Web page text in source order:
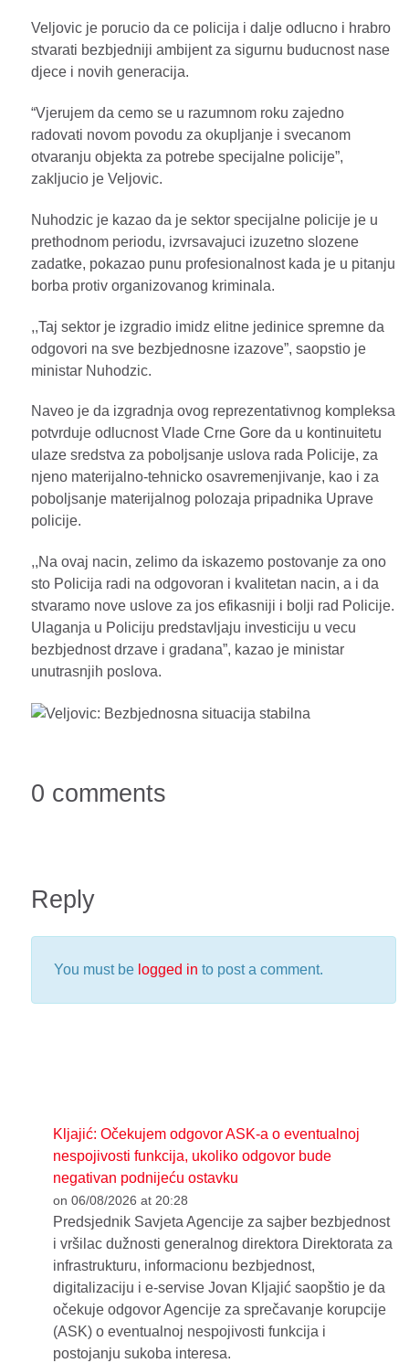
Veljovic je porucio da ce policija i dalje odlucno i hrabro
stvarati bezbjedniji ambijent za sigurnu buducnost nase
djece i novih generacija.
“Vjerujem da cemo se u razumnom roku zajedno
radovati novom povodu za okupljanje i svecanom
otvaranju objekta za potrebe specijalne policije”,
zakljucio je Veljovic.
Nuhodzic je kazao da je sektor specijalne policije je u
prethodnom periodu, izvrsavajuci izuzetno slozene
zadatke, pokazao punu profesionalnost kada je u pitanju
borba protiv organizovanog kriminala.
,,Taj sektor je izgradio imidz elitne jedinice spremne da
odgovori na sve bezbjednosne izazove”, saopstio je
ministar Nuhodzic.
Naveo je da izgradnja ovog reprezentativnog kompleksa
potvrduje odlucnost Vlade Crne Gore da u kontinuitetu
ulaze sredstva za poboljsanje uslova rada Policije, za
njeno materijalno-tehnicko osavremenjivanje, kao i za
poboljsanje materijalnog polozaja pripadnika Uprave
policije.
,,Na ovaj nacin, zelimo da iskazemo postovanje za ono
sto Policija radi na odgovoran i kvalitetan nacin, a i da
stvaramo nove uslove za jos efikasniji i bolji rad Policije.
Ulaganja u Policiju predstavljaju investiciju u vecu
bezbjednost drzave i gradana”, kazao je ministar
unutrasnjih poslova.
0 comments
Reply
You must be logged in to post a comment.
Kljajić: Očekujem odgovor ASK-a o eventualnoj
nespojivosti funkcija, ukoliko odgovor bude
negativan podnijeću ostavku
on 06/08/2026 at 20:28
Predsjednik Savjeta Agencije za sajber bezbjednost
i vršilac dužnosti generalnog direktora Direktorata za
infrastrukturu, informacionu bezbjednost,
digitalizaciju i e-servise Jovan Kljajić saopštio je da
očekuje odgovor Agencije za sprečavanje korupcije
(ASK) o eventualnoj nespojivosti funkcija i
postojanju sukoba interesa.